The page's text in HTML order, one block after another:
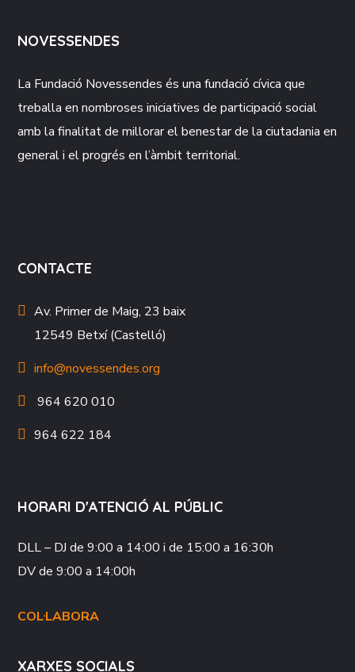
NOVESSENDES
La Fundació Novessendes és una fundació cívica que
treballa en nombroses iniciatives de participació social
amb la finalitat de millorar el benestar de la ciutadania en
general i el progrés en l’àmbit territorial.
CONTACTE
Av. Primer de Maig, 23 baix
12549 Betxí (Castelló)
info@novessendes.org
964 620 010
964 622 184
HORARI D'ATENCIÓ AL PÚBLIC
DLL – DJde 9:00 a 14:00 i de 15:00 a 16:30h
DVde 9:00 a 14:00h
COL·LABORA
XARXES SOCIALS